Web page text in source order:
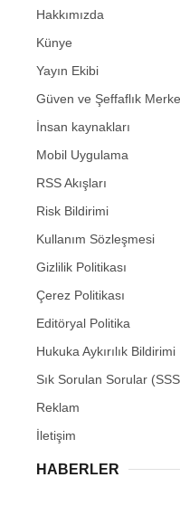
Hakkımızda
Künye
Yayın Ekibi
Güven ve Şeffaflık
İnsan kaynakları
Mobil Uygulama
RSS Akışları
Risk Bildirimi
Kullanım Sözleşmesi
Gizlilik Politikası
Çerez Politikası
Editöryal Politika
Hukuka Aykırılık Bildirimi
Sık Sorulan Sorular
Reklam
İletişim
HABERLER